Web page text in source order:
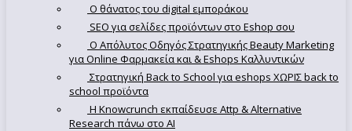
Ο θάνατος του digital εμποράκου
SEO για σελίδες προϊόντων στο Eshop σου
Ο Απόλυτoς Οδηγός Στρατηγικής Beauty Marketing
για Online Φαρμακεία και & Eshops Καλλυντικών
Στρατηγική Back to School για eshops ΧΩΡΙΣ back to
school προϊόντα
Η Knowcrunch εκπαίδευσε Attp & Alternative
Research πάνω στο ΑΙ